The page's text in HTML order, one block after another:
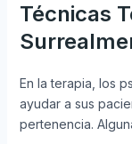
Técnicas
En la terapia, los
ayudar a sus
pertenencia.